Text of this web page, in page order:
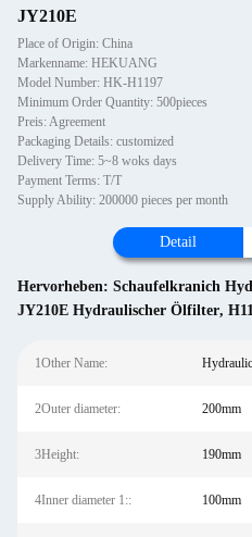
JY210E
Place of Origin: China
Markenname: HEKUANG
Model Number: HK-H1197
Minimum Order Quantity: 500pieces
Preis: Agreement
Packaging Details: customized
Delivery Time: 5~8 woks days
Payment Terms: T/T
Supply Ability: 200000 pieces per month
Detail
Hervorheben: Schaufelkranich
JY210E Hydraulischer Ölfilter,
1Other Name:
2Outer diameter: 200mm
3Height: 190mm
4Inner diameter 1:: 100mm